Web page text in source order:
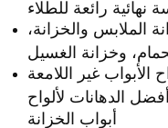
الملابس والخزانة،
الأبواب غير اللامعة
الدهانات لألواح
أبواب الخزانة